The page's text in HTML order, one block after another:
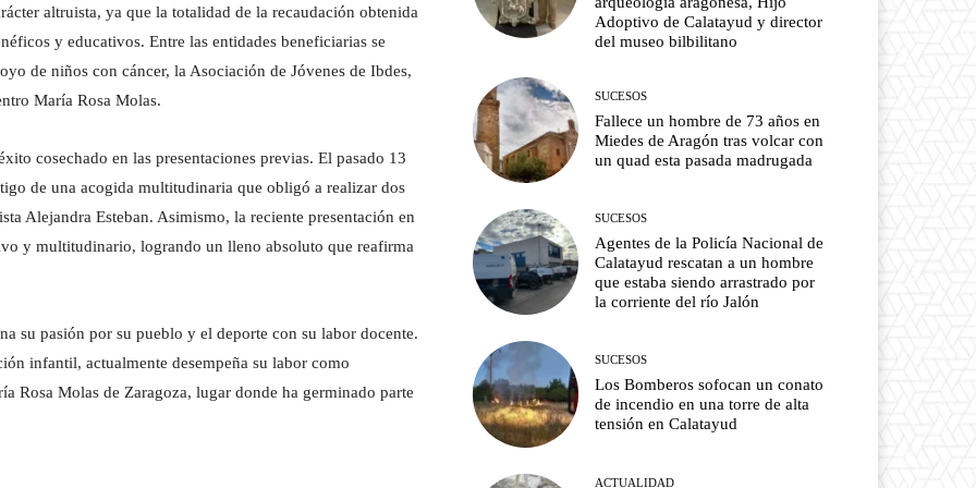
altruista, ya que la totalidad de la recaudación obtenida
y educativos. Entre las entidades beneficiarias se
de niños con cáncer, la Asociación de Jóvenes de Ibdes,
María Rosa Molas.
cosechado en las presentaciones previas. El pasado 13
de una acogida multitudinaria que obligó a realizar dos
Alejandra Esteban. Asimismo, la reciente presentación en
y multitudinario, logrando un lleno absoluto que reafirma
su pasión por su pueblo y el deporte con su labor docente.
infantil, actualmente desempeña su labor como
Rosa Molas de Zaragoza, lugar donde ha germinado parte
Adoptivo de Calatayud y director
del museo bilbilitano
SUCESOS
Fallece un hombre de 73 años en
Miedes de Aragón tras volcar con
un quad esta pasada madrugada
SUCESOS
Agentes de la Policía Nacional de
Calatayud rescatan a un hombre
que estaba siendo arrastrado por
la corriente del río Jalón
SUCESOS
Los Bomberos sofocan un conato
de incendio en una torre de alta
tensión en Calatayud
ACTUALIDAD